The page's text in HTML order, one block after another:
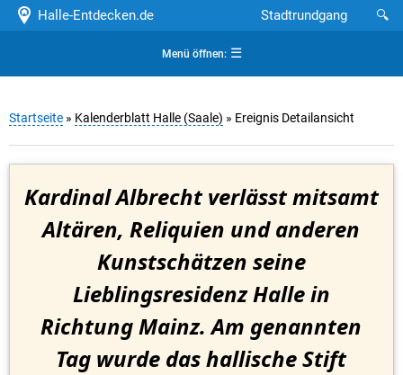
Halle-Entdecken.de 🔍
Stadtrundgang
Menü öffnen:☰
Startseite » Kalenderblatt Halle (Saale) » Ereignis Detailansicht
Kardinal Albrecht verlässt mitsamt
Altären, Reliquien und anderen
Kunstschätzen seine
Lieblingsresidenz Halle in
Richtung Mainz. Am genannten
Tag wurde das hallische Stift